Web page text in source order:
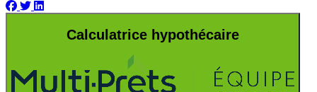
Calculatrice hypothécaire